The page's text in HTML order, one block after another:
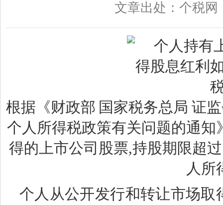
文章出处：个税网
根据《财政部 国家税务总局 证
个人所得税政策有关问题的通
得的上市公司股票,持股期限超
人所
个人从公开发行和转让市场